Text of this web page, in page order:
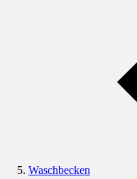
Waschbecken